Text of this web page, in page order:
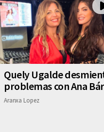
Quely Ugalde
problemas con Ana
Aranxa Lopez